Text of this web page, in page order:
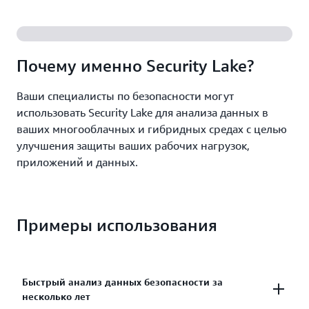
для более эффективного хранения и создания
запросов.
Почему именно Security Lake?
Ваши специалисты по безопасности могут
использовать Security Lake для анализа данных в
ваших многооблачных и гибридных средах с целью
улучшения защиты ваших рабочих нагрузок,
приложений и данных.
Примеры использования
Быстрый анализ данных безопасности за
несколько лет